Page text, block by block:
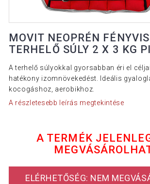
MOVIT NEOPRÉN
TERHELŐ SÚLY 2 X 3 KG
A terhelő súlyokkal gyorsabban éri el
hatékony izomnövekedést. Ideális
kocogáshoz, aerobikhoz.
A részletesebb leírás megtekintése
A TERMÉK
ELÉRHETŐSÉG: NEM